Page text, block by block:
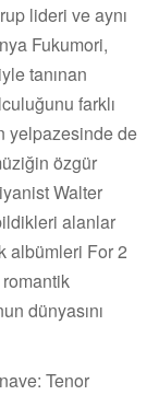
lideri ve aynı
Fukumori,
tanınan
farklı
yelpazesinde de
özgür
Walter
alanlar
albümleri For 2
dünyasını
Tenor